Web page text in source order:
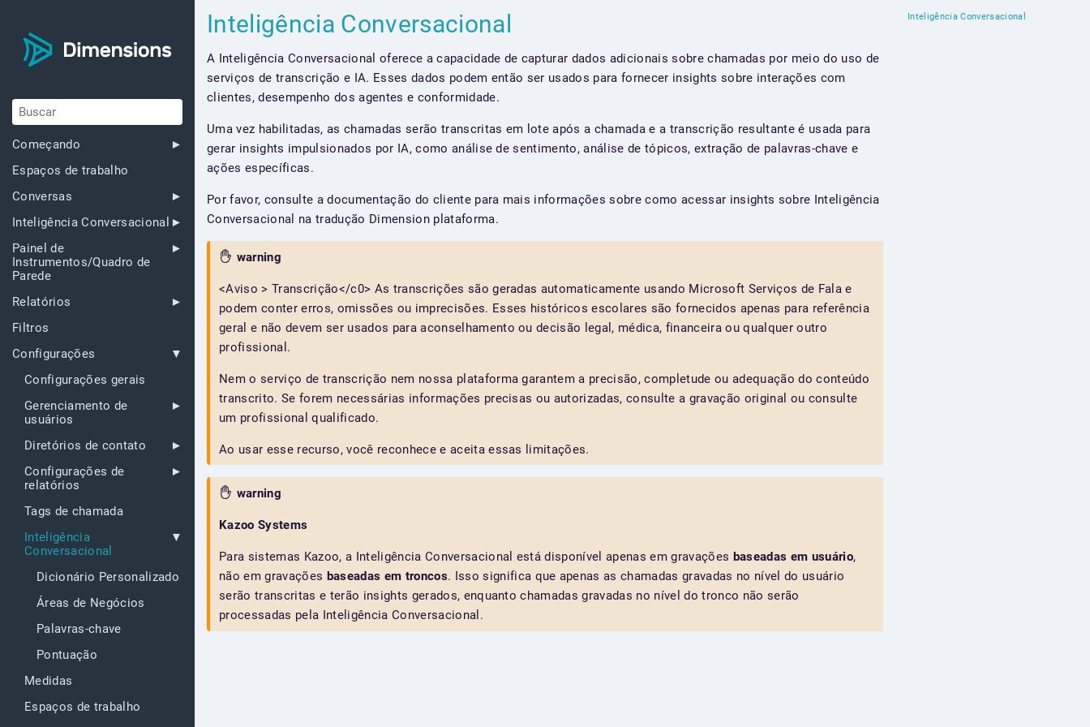
Começando
Espaços de trabalho
Conversas
Inteligência Conversacional
Painel de
Instrumentos/Quadro de
Parede
Relatórios
Filtros
Configurações
Configurações gerais
Gerenciamento de
usuários
Diretórios de contato
Configurações de
relatórios
Tags de chamada
Inteligência
Conversacional
Dicionário Personalizado
Áreas de Negócios
Palavras-chave
Pontuação
Medidas
Espaços de trabalho
Inteligência Conversacional
A Inteligência Conversacional oferece a capacidade de capturar dados adicionais sobre chamadas por meio do uso de
serviços de transcrição e IA. Esses dados podem então ser usados para fornecer insights sobre interações com
clientes, desempenho dos agentes e conformidade.
Uma vez habilitadas, as chamadas serão transcritas em lote após a chamada e a transcrição resultante é usada para
gerar insights impulsionados por IA, como análise de sentimento, análise de tópicos, extração de palavras-chave e
ações específicas.
Por favor, consulte a documentação do cliente para mais informações sobre como acessar insights sobre Inteligência
Conversacional na tradução Dimension plataforma.
warning
<Aviso > Transcrição</c0> As transcrições são geradas automaticamente usando Microsoft Serviços de Fala e
podem conter erros, omissões ou imprecisões. Esses históricos escolares são fornecidos apenas para referência
geral e não devem ser usados para aconselhamento ou decisão legal, médica, financeira ou qualquer outro
profissional.
Nem o serviço de transcrição nem nossa plataforma garantem a precisão, completude ou adequação do conteúdo
transcrito. Se forem necessárias informações precisas ou autorizadas, consulte a gravação original ou consulte
um profissional qualificado.
Ao usar esse recurso, você reconhece e aceita essas limitações.
warning
Kazoo Systems
Para sistemas Kazoo, a Inteligência Conversacional está disponível apenas em gravações baseadas em usuário,
não em gravações baseadas em troncos. Isso significa que apenas as chamadas gravadas no nível do usuário
serão transcritas e terão insights gerados, enquanto chamadas gravadas no nível do tronco não serão
processadas pela Inteligência Conversacional.
Inteligência Conversacional